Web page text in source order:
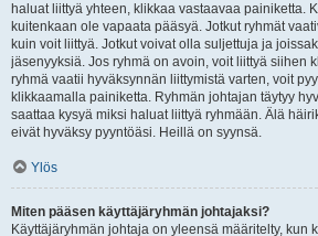
haluat liittyä yhteen, klikkaa vastaavaa painiketta.
kuitenkaan ole vapaata pääsyä. Jotkut ryhmät
kuin voit liittyä. Jotkut voivat olla suljettuja ja
jäsenyyksiä. Jos ryhmä on avoin, voit liittyä siihen
ryhmä vaatii hyväksynnän liittymistä varten, voit
klikkaamalla painiketta. Ryhmän johtajan täytyy
saattaa kysyä miksi haluat liittyä ryhmään. Älä
eivät hyväksy pyyntöäsi. Heillä on syynsä.
Ylös
Miten pääsen käyttäjäryhmän johtajaksi?
Käyttäjäryhmän johtaja on yleensä määritelty, kun